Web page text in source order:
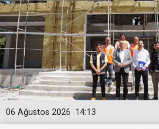
14:13
06 Ağustos 2026